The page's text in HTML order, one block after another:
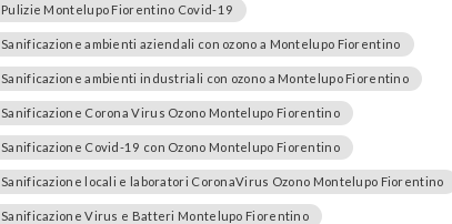
Pulizie Montelupo Fiorentino Covid-19
Sanificazione ambienti aziendali con ozono a Montelupo Fiorentino
Sanificazione ambienti industriali con ozono a Montelupo Fiorentino
Sanificazione Corona Virus Ozono Montelupo Fiorentino
Sanificazione Covid-19 con Ozono Montelupo Fiorentino
Sanificazione locali e laboratori CoronaVirus Ozono Montelupo Fiorentino
Sanificazione Virus e Batteri Montelupo Fiorentino